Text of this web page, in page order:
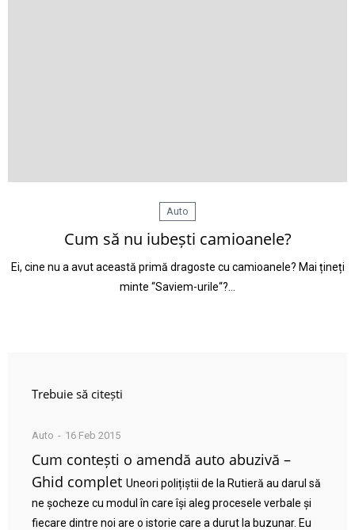
Auto
Cum să nu iubești camioanele?
Ei, cine nu a avut această primă dragoste cu camioanele? Mai țineți
minte “Saviem-urile“?…
Trebuie să citești
Auto 16 Feb 2015
Cum contești o amendă auto abuzivă –
Ghid complet Uneori polițiștii de la Rutieră au darul să
ne șocheze cu modul în care își aleg procesele verbale și
fiecare dintre noi are o istorie care a durut la buzunar. Eu